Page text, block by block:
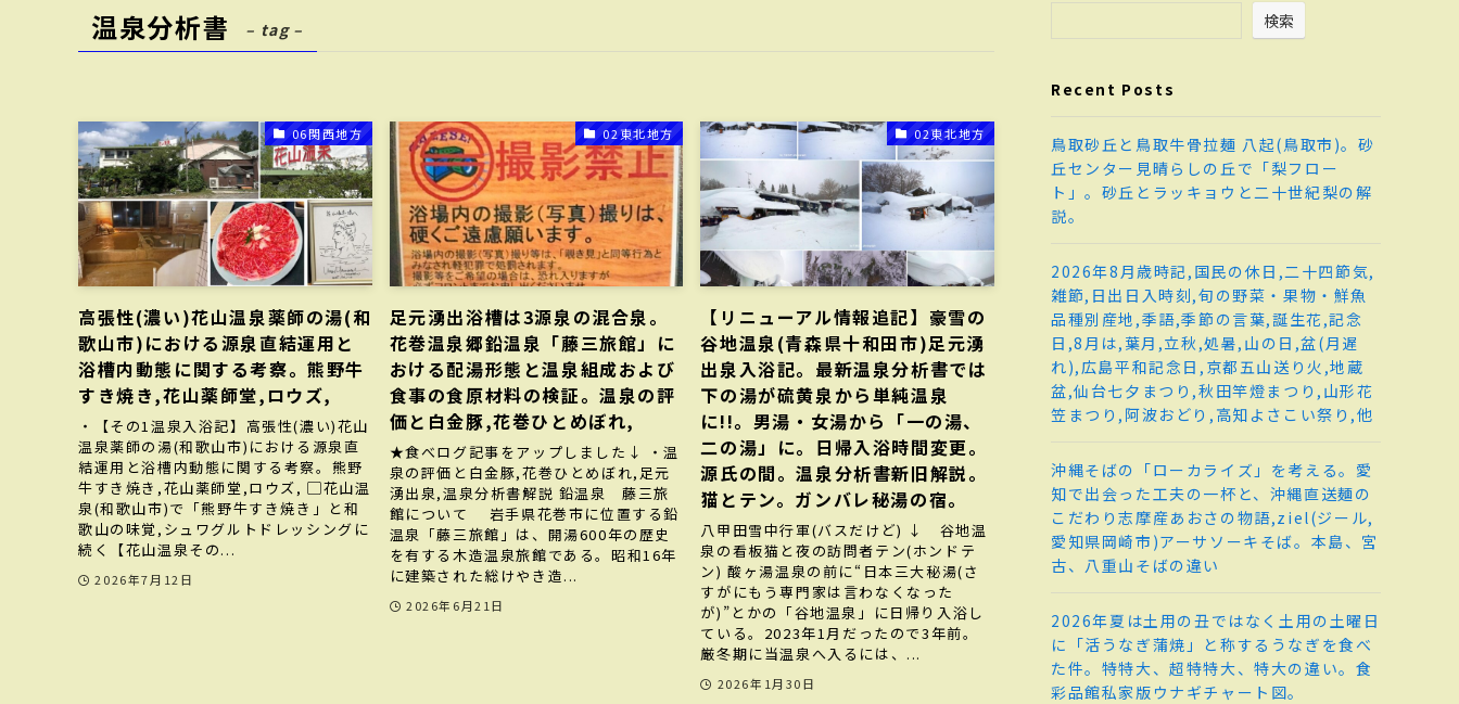
温泉分析書 – tag –
06関西地方
高張性(濃い)花山温泉薬師の湯(和
歌山市)における源泉直結運用と
浴槽内動態に関する考察。熊野牛
すき焼き,花山薬師堂,ロウズ,
・【その1温泉入浴記】高張性(濃い)花山
温泉薬師の湯(和歌山市)における源泉直
結運用と浴槽内動態に関する考察。熊野
牛すき焼き,花山薬師堂,ロウズ, ▢花山温
泉(和歌山市)で「熊野牛すき焼き」と和
歌山の味覚,シュワグルトドレッシングに
続く【花山温泉その...
2026年7月12日
02東北地方
足元湧出浴槽は3源泉の混合泉。
花巻温泉郷鉛温泉「藤三旅館」に
おける配湯形態と温泉組成および
食事の食原材料の検証。温泉の評
価と白金豚,花巻ひとめぼれ,
★食べログ記事をアップしました↓ ・温
泉の評価と白金豚,花巻ひとめぼれ,足元
湧出泉,温泉分析書解説 鉛温泉 藤三旅
館について 岩手県花巻市に位置する鉛
温泉「藤三旅館」は、開湯600年の歴史
を有する木造温泉旅館である。昭和16年
に建築された総けやき造...
2026年6月21日
02東北地方
【リニューアル情報追記】豪雪の
谷地温泉(青森県十和田市)足元湧
出泉入浴記。最新温泉分析書では
下の湯が硫黄泉から単純温泉
に!!。男湯・女湯から「一の湯、
二の湯」に。日帰入浴時間変更。
源氏の間。温泉分析書新旧解説。
猫とテン。ガンバレ秘湯の宿。
八甲田雪中行軍(バスだけど) ↓ 谷地温
泉の看板猫と夜の訪問者テン(ホンドテ
ン) 酸ヶ湯温泉の前に“日本三大秘湯(さ
すがにもう専門家は言わなくなった
が)”とかの「谷地温泉」に日帰り入浴し
ている。2023年1月だったので3年前。
厳冬期に当温泉へ入るには、...
2026年1月30日
検索
Recent Posts
鳥取砂丘と鳥取牛骨拉麺 八起(鳥取市)。砂
丘センター見晴らしの丘で「梨フロー
ト」。砂丘とラッキョウと二十世紀梨の解
説。
2026年8月歳時記,国民の休日,二十四節気,
雑節,日出日入時刻,旬の野菜・果物・鮮魚
品種別産地,季語,季節の言葉,誕生花,記念
日,8月は,葉月,立秋,処暑,山の日,盆(月遅
れ),広島平和記念日,京都五山送り火,地蔵
盆,仙台七夕まつり,秋田竿燈まつり,山形花
笠まつり,阿波おどり,高知よさこい祭り,他
沖縄そばの「ローカライズ」を考える。愛
知で出会った工夫の一杯と、沖縄直送麺の
こだわり志摩産あおさの物語,ziel(ジール,
愛知県岡崎市)アーサソーキそば。本島、宮
古、八重山そばの違い
2026年夏は土用の丑ではなく土用の土曜日
に「活うなぎ蒲焼」と称するうなぎを食べ
た件。特特大、超特特大、特大の違い。食
彩品館私家版ウナギチャート図。